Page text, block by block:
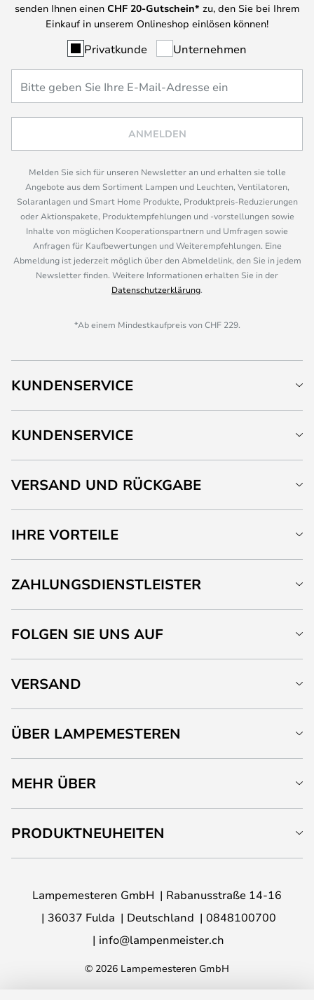
senden Ihnen einen CHF 20-Gutschein* zu, den Sie bei Ihrem
Einkauf in unserem Onlineshop einlösen können!
Privatkunde Unternehmen
ANMELDEN
Melden Sie sich für unseren Newsletter an und erhalten sie tolle
Angebote aus dem Sortiment Lampen und Leuchten, Ventilatoren,
Solaranlagen und Smart Home Produkte, Produktpreis-Reduzierungen
oder Aktionspakete, Produktempfehlungen und -vorstellungen sowie
Inhalte von möglichen Kooperationspartnern und Umfragen sowie
Anfragen für Kaufbewertungen und Weiterempfehlungen. Eine
Abmeldung ist jederzeit möglich über den Abmeldelink, den Sie in jedem
Newsletter finden. Weitere Informationen erhalten Sie in der
Datenschutzerklärung.
*Ab einem Mindestkaufpreis von CHF 229.
KUNDENSERVICE
KUNDENSERVICE
VERSAND UND RÜCKGABE
IHRE VORTEILE
ZAHLUNGSDIENSTLEISTER
FOLGEN SIE UNS AUF
VERSAND
ÜBER LAMPEMESTEREN
MEHR ÜBER
PRODUKTNEUHEITEN
Lampemesteren GmbH
Rabanusstraße 14-16
36037 Fulda
Deutschland
0848100700
info@lampenmeister.ch
© 2026 Lampemesteren GmbH